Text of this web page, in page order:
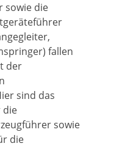
sowie die
fallen
der
sind das
die
sowie
die